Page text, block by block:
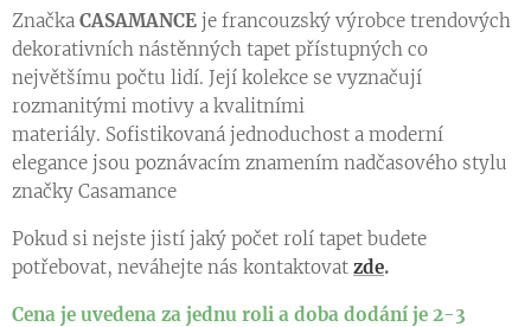
Značka CASAMANCE je francouzský výrobce trendových
dekorativních nástěnných tapet přístupných co
největšímu počtu lidí. Její kolekce se vyznačují
rozmanitými motivy a kvalitními
materiály. Sofistikovaná jednoduchost a moderní
elegance jsou poznávacím znamením nadčasového stylu
značky Casamance
Pokud si nejste jistí jaký počet rolí tapet budete
potřebovat, neváhejte nás kontaktovat zde.
Cena je uvedena za jednu roli a doba dodání je 2-3